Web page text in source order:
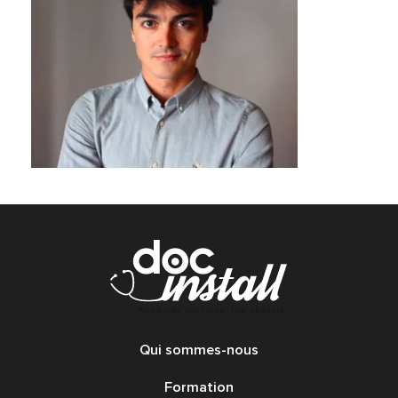
Qui sommes-nous
Formation